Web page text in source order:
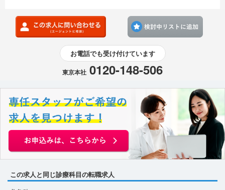
お電話でも受け付けています
東京本社 0120-148-506
この求人と同じ診療科目の転職求人